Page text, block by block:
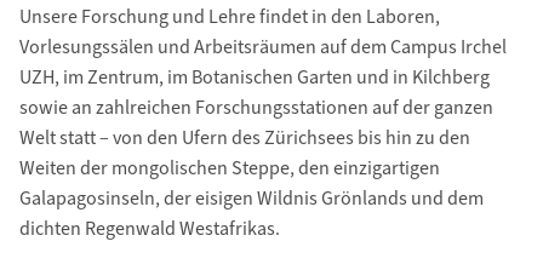
Unsere Forschung und Lehre findet in den Laboren,
Vorlesungssälen und Arbeitsräumen auf dem Campus Irchel
UZH, im Zentrum, im Botanischen Garten und in Kilchberg
sowie an zahlreichen Forschungsstationen auf der ganzen
Welt statt – von den Ufern des Zürichsees bis hin zu den
Weiten der mongolischen Steppe, den einzigartigen
Galapagosinseln, der eisigen Wildnis Grönlands und dem
dichten Regenwald Westafrikas.